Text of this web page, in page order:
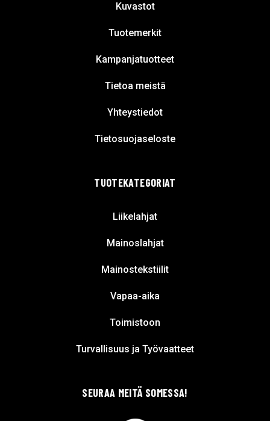
Kuvastot
Tuotemerkit
Kampanjatuotteet
Tietoa meistä
Yhteystiedot
Tietosuojaseloste
TUOTEKATEGORIAT
Liikelahjat
Mainoslahjat
Mainostekstiilit
Vapaa-aika
Toimistoon
Turvallisuus ja Työvaatteet
SEURAA MEITÄ SOMESSA!